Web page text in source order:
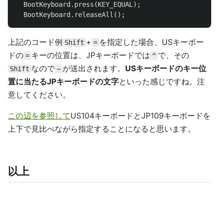
BootKeyboard . press (KEY_EQUAL );
BootKeyboard . releaseAll ();
上記のコード例 Shift + = を指定した場合、USキーボー
ドの = キーの位置は、JPキーボードでは ^ で、その
Shift なので ~ が送出されます。 USキーボードのキー位
置に当たるJPキーボードの文字といった感じですね。注
意してください。
この辺を参照してUS104キーボードとJP109キーボードを
上下で見比べながら指定することになると思います。
以上